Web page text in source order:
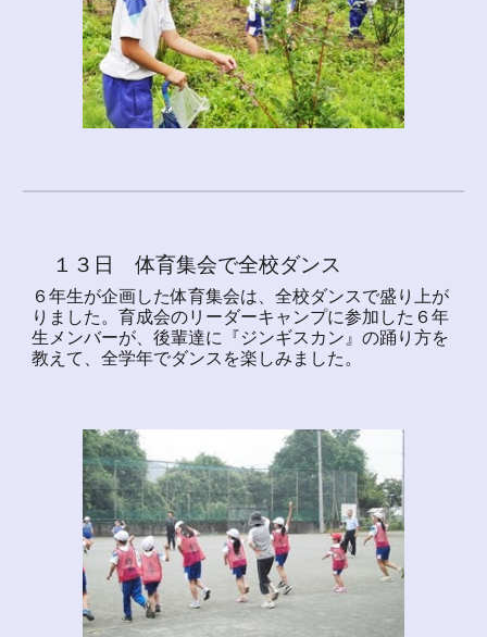
１３日 体育集会で全校ダンス
６年生が企画した体育集会は、全校ダンスで盛り上が
りました。育成会のリーダーキャンプに参加した６年
生メンバーが、後輩達に『ジンギスカン』の踊り方を
教えて、全学年でダンスを楽しみました。